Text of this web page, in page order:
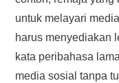
untuk melayari
harus menyediakan
kata peribahasa
media sosial tanpa